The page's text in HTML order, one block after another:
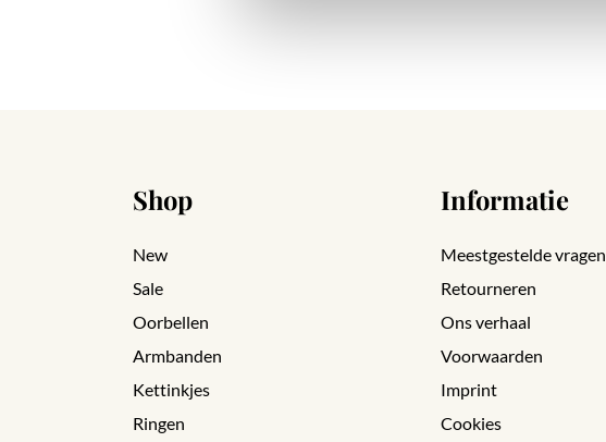
Shop
New
Sale
Oorbellen
Armbanden
Kettinkjes
Ringen
Informatie
Meestgestelde vragen
Retourneren
Ons verhaal
Voorwaarden
Imprint
Cookies